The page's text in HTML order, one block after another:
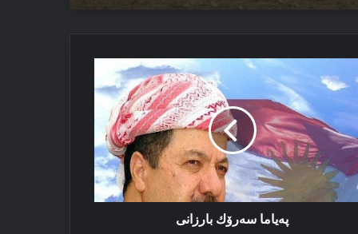
پەیاما سەرۆك بارزانی